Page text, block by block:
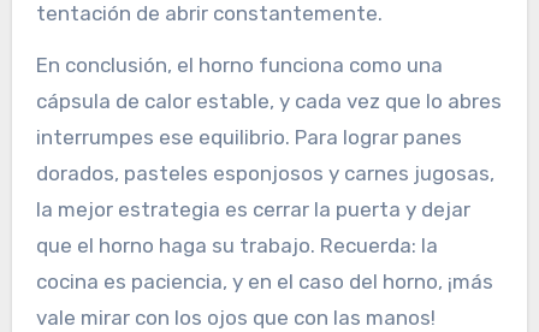
tentación de abrir constantemente.
En conclusión, el horno funciona como una
cápsula de calor estable, y cada vez que lo abres
interrumpes ese equilibrio. Para lograr panes
dorados, pasteles esponjosos y carnes jugosas,
la mejor estrategia es cerrar la puerta y dejar
que el horno haga su trabajo. Recuerda: la
cocina es paciencia, y en el caso del horno, ¡más
vale mirar con los ojos que con las manos!